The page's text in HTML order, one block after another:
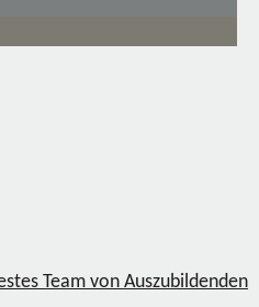
Team von Auszubildenden